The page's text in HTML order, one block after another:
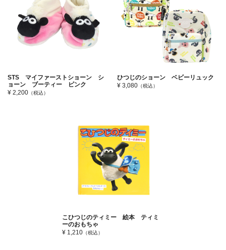
STS マイファーストショーン シ
ョーン ブーティー ピンク
¥ 2,200 （税込）
ひつじのショーン ベビーリュック
¥ 3,080（税込）
こひつじのティミー 絵本 ティミ
ーのおもちゃ
¥ 1,210 （税込）